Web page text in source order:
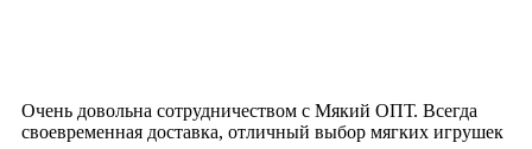
Очень довольна сотрудничеством с Мякий ОПТ. Всегда
своевременная доставка, отличный выбор мягких игрушек